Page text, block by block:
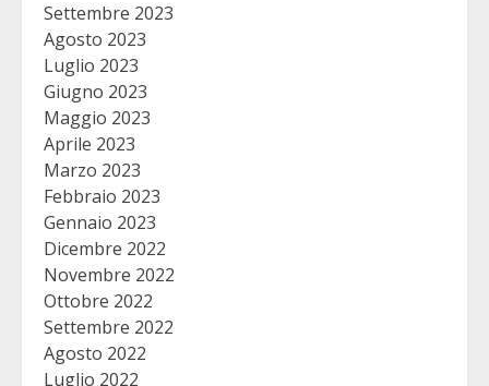
Settembre 2023
Agosto 2023
Luglio 2023
Giugno 2023
Maggio 2023
Aprile 2023
Marzo 2023
Febbraio 2023
Gennaio 2023
Dicembre 2022
Novembre 2022
Ottobre 2022
Settembre 2022
Agosto 2022
Luglio 2022